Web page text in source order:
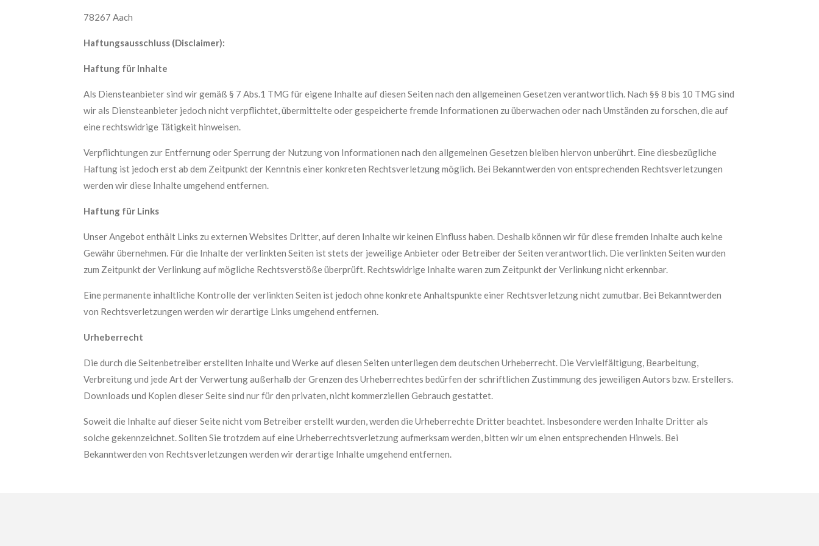
78267 Aach
Haftungsausschluss (Disclaimer):
Haftung für Inhalte
Als Diensteanbieter sind wir gemäß § 7 Abs.1 TMG für eigene Inhalte auf diesen Seiten nach den allgemeinen Gesetzen verantwortlich. Nach §§ 8 bis 10 TMG sind
wir als Diensteanbieter jedoch nicht verpflichtet, übermittelte oder gespeicherte fremde Informationen zu überwachen oder nach Umständen zu forschen, die auf
eine rechtswidrige Tätigkeit hinweisen.
Verpflichtungen zur Entfernung oder Sperrung der Nutzung von Informationen nach den allgemeinen Gesetzen bleiben hiervon unberührt. Eine diesbezügliche
Haftung ist jedoch erst ab dem Zeitpunkt der Kenntnis einer konkreten Rechtsverletzung möglich. Bei Bekanntwerden von entsprechenden Rechtsverletzungen
werden wir diese Inhalte umgehend entfernen.
Haftung für Links
Unser Angebot enthält Links zu externen Websites Dritter, auf deren Inhalte wir keinen Einfluss haben. Deshalb können wir für diese fremden Inhalte auch keine
Gewähr übernehmen. Für die Inhalte der verlinkten Seiten ist stets der jeweilige Anbieter oder Betreiber der Seiten verantwortlich. Die verlinkten Seiten wurden
zum Zeitpunkt der Verlinkung auf mögliche Rechtsverstöße überprüft. Rechtswidrige Inhalte waren zum Zeitpunkt der Verlinkung nicht erkennbar.
Eine permanente inhaltliche Kontrolle der verlinkten Seiten ist jedoch ohne konkrete Anhaltspunkte einer Rechtsverletzung nicht zumutbar. Bei Bekanntwerden
von Rechtsverletzungen werden wir derartige Links umgehend entfernen.
Urheberrecht
Die durch die Seitenbetreiber erstellten Inhalte und Werke auf diesen Seiten unterliegen dem deutschen Urheberrecht. Die Vervielfältigung, Bearbeitung,
Verbreitung und jede Art der Verwertung außerhalb der Grenzen des Urheberrechtes bedürfen der schriftlichen Zustimmung des jeweiligen Autors bzw. Erstellers.
Downloads und Kopien dieser Seite sind nur für den privaten, nicht kommerziellen Gebrauch gestattet.
Soweit die Inhalte auf dieser Seite nicht vom Betreiber erstellt wurden, werden die Urheberrechte Dritter beachtet. Insbesondere werden Inhalte Dritter als
solche gekennzeichnet. Sollten Sie trotzdem auf eine Urheberrechtsverletzung aufmerksam werden, bitten wir um einen entsprechenden Hinweis. Bei
Bekanntwerden von Rechtsverletzungen werden wir derartige Inhalte umgehend entfernen.